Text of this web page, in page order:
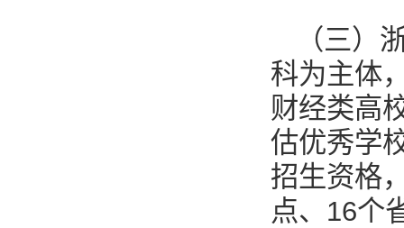
（三）
科为主体
财经类高
估优秀学
招生资格
点、16个